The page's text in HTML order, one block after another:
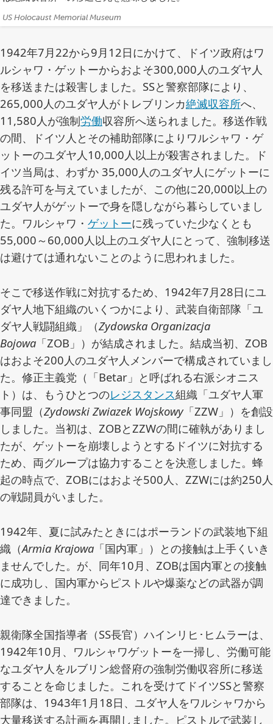
ク
ジ
ッ
ト:
US Holocaust Memorial Museum
1942年7月22から9月12日にかけて、ドイツ政府はワ
ルシャワ・ゲットーからおよそ300,000人のユダヤ人
を移送または殺害しました。SSと警察部隊により、
265,000人のユダヤ人がトレブリンカ絶滅収容所へ、
11,580人が強制労働収容所へ送られました。移送作戦
の間、ドイツ人とその補助部隊によりワルシャワ・ゲ
ットーのユダヤ人10,000人以上が殺害されました。ド
イツ当局は、わずか 35,000人のユダヤ人にゲットーに
残る許可を与えていましたが、この他に20,000以上の
ユダヤ人がゲットーで身を隠しながら暮らしていまし
た。ワルシャワ・ ゲットーに残っていた少なくとも
55,000～60,000人以上のユダヤ人にとって、強制移送
は避けては通れないことのように思われました。
そこで移送作戦に対抗するため、1942年7月28日にユ
ダヤ人地下組織のいくつかにより、武装自衛部隊「ユ
ダヤ人戦闘組織」（Zydowska Organizacja
Bojowa 「ZOB」）が結成されました。結成当初、ZOB
はおよそ200人のユダヤ人メンバーで構成されていまし
た。修正主義党（「Betar」と呼ばれる右派シオニス
ト）は、もうひとつのレジスタンス組織「ユダヤ人軍
事同盟（Zydowski Zwiazek Wojskowy「ZZW」）を創設
しました。当初は、ZOBとZZWの間に確執がありまし
たが、ゲットーを崩壊しようとするドイツに対抗する
ため、両グループは協力することを決意しました。蜂
起の時点で、ZOBにはおよそ500人、ZZWには約250人
の戦闘員がいました。
1942年、夏に試みたときにはポーランドの武装地下組
織（Armia Krajowa 「国内軍」）との接触は上手くいき
ませんでした。が、同年10月、ZOBは国内軍との接触
に成功し、国内軍からピストルや爆薬などの武器が調
達できました。
親衛隊全国指導者（SS長官）ハインリヒ･ヒムラーは、
1942年10月、ワルシャワゲットーを一掃し、労働可能
なユダヤ人をルブリン総督府の強制労働収容所に移送
することを命じました。これを受けてドイツSSと警察
部隊は、1943年1月18日、ユダヤ人をワルシャワから
大量移送する計画を再開しました。ピストルで武装し